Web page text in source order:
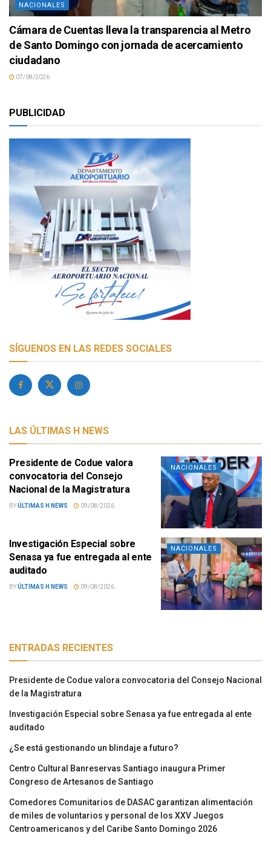
NACIONALES
Cámara de Cuentas lleva la transparencia al Metro
de Santo Domingo con jornada de acercamiento
ciudadano
07/08/2026
PUBLICIDAD
SÍGUENOS EN LAS REDES SOCIALES
LAS ÚLTIMAS H NEWS
NACIONALES
Presidente de Codue valora
convocatoria del Consejo
Nacional de la Magistratura
BYÚLTIMAS H NEWS 09/08/2026
NACIONALES
Investigación Especial sobre
Senasa ya fue entregada al ente
auditado
BYÚLTIMAS H NEWS 09/08/2026
ENTRADAS RECIENTES
Presidente de Codue valora convocatoria del Consejo Nacional
de la Magistratura
Investigación Especial sobre Senasa ya fue entregada al ente
auditado
¿Se está gestionando un blindaje a futuro?
Centro Cultural Banreservas Santiago inaugura Primer
Congreso de Artesanos de Santiago
Comedores Comunitarios de DASAC garantizan alimentación
de miles de voluntarios y personal de los XXV Juegos
Centroamericanos y del Caribe Santo Domingo 2026